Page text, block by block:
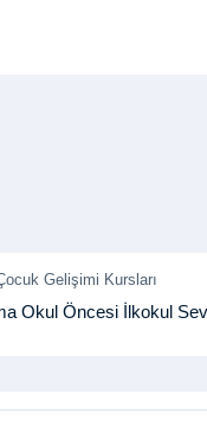
Gelişimi Kursları
Okul Öncesi İlkokul